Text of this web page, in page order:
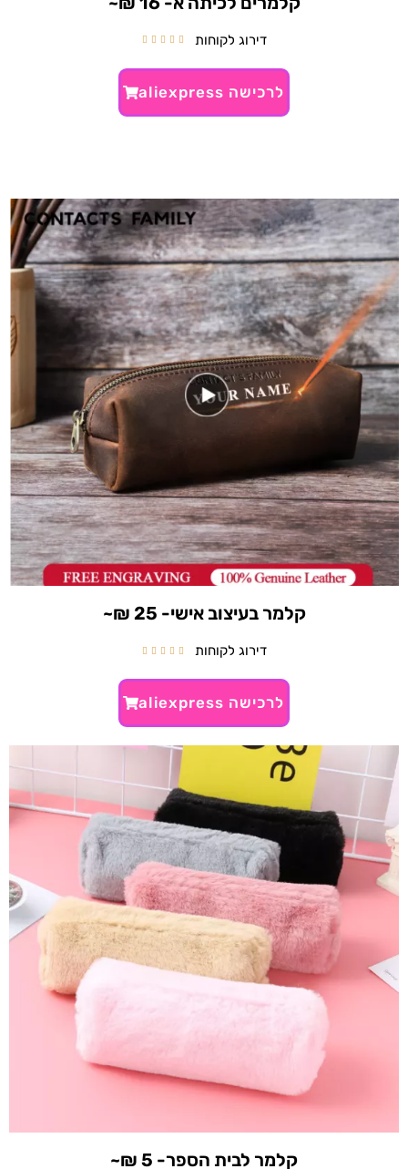
דירוג לקוחות 




לרכישה aliexpress
קלמר בעיצוב אישי- 25 ₪~
דירוג לקוחות 




לרכישה aliexpress
קלמר לבית הספר- 5 ₪~